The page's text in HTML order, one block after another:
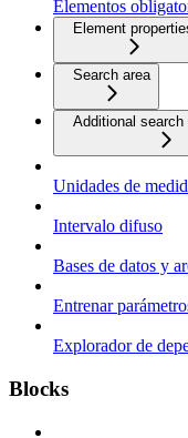
Elementos
Element
Search area
Additional search
Unidades de
Intervalo difuso
Bases de datos y
Entrenar
Explorador de
Blocks